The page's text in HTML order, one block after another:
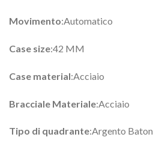
Movimento:Automatico
Case size:42 MM
Case material:Acciaio
Bracciale Materiale:Acciaio
Tipo di quadrante:Argento Baton